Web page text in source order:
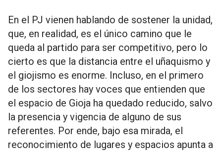
En el PJ vienen hablando de sostener la unidad,
que, en realidad, es el único camino que le
queda al partido para ser competitivo, pero lo
cierto es que la distancia entre el uñaquismo y
el giojismo es enorme. Incluso, en el primero
de los sectores hay voces que entienden que
el espacio de Gioja ha quedado reducido, salvo
la presencia y vigencia de alguno de sus
referentes. Por ende, bajo esa mirada, el
reconocimiento de lugares y espacios apunta a